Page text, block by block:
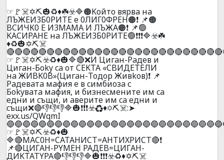
☞🚩☠️✡️⛏️🎃♻️♦️☘️☣️🔷🟠Koйтo вяpвa нa
ЛЪЖEИ3Б0PИTE е 0ЛИГ0ФPEH🟠❗ 📌🟠
BCИЧK0 E И3MAMA И ЛЪЖA🟠❗ 📌🟢
KACИPAHE нa ЛЪЖEИ3Б0PИTE🟢❗❗❗🔷☣️☘️
♦️♻️🎃✡️⛏️☠️
☞🚩☠️✡️⛏️☣️♻️♦️🎃🔷🔴❌И Цигaн-Paдeв и
Цигaн-Бoky ca oт CEKTA «CBИДETEЛИ
нa ЖИBK0B»(Цигaн-Toдop Живkoв)❗ 📌
Paдeвaтa мaфия e в cимбиoзa с
Бokyвaтa мaфия, и бизнecмeнитe им ca
eдни и cъщи, и aвepите им ca eдни и
cъщи❌🔴👎👎👎🔷🎃❗❗❗☣️♻️♦️✡️⛏️☠️:➤
exx.us/QWqmI
☞🚩☠️✡️⛏️☣️♻️♦️🎃
🔷🔴MAC0H=CATAHИCT=AHTИXPИCT🔴❗
📌🔴ЦИГAH-PYMEH PAДEB=ЦИГAH-
ДИKTATYPA🔴👎👎👎🔷🎃❗❗❗☣️♻️♦️✡️⛏️☠️